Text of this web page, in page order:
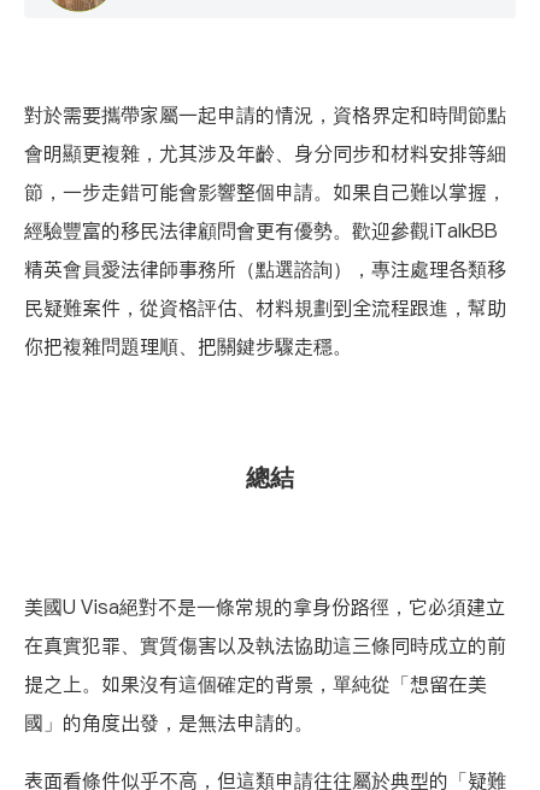
對於需要攜帶家屬一起申請的情況，資格界定和時間節點
會明顯更複雜，尤其涉及年齡、身分同步和材料安排等細
節，一步走錯可能會影響整個申請。如果自己難以掌握，
經驗豐富的移民法律顧問會更有優勢。歡迎參觀iTalkBB
精英會員愛法律師事務所（點選諮詢）
，專注處理各類移
民疑難案件，從資格評估、材料規劃到全流程跟進，幫助
你把複雜問題理順、把關鍵步驟走穩。
總結
美國U Visa絕對不是一條常規的拿身份路徑，它必須建立
在真實犯罪、實質傷害以及執法協助這三條同時成立的前
提之上。如果沒有這個確定的背景，單純從「想留在美
國」的角度出發，是無法申請的。
表面看條件似乎不高，但這類申請往往屬於典型的「疑難